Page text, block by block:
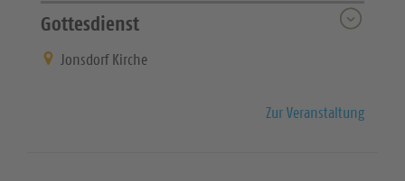
Gottesdienst
Jonsdorf Kirche
Zur Veranstaltung